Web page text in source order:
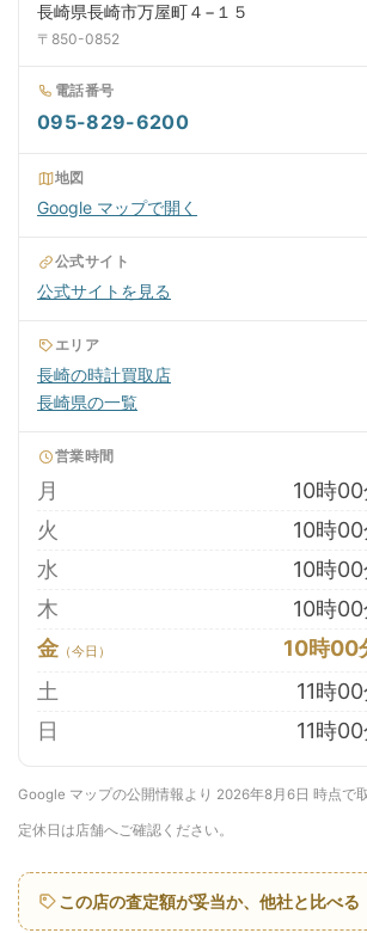
長崎県長崎市万屋町４−１５
〒850-0852
電話番号
095-829-6200
地図
Google マップで開く
公式サイト
公式サイトを見る
エリア
長崎の時計買取店
長崎県の一覧
営業時間
月
10時
火
10時
水
10時
木
10時
金
10時00
土
11時
日
11時
Google マップの公開情報より 2026年8月6日 時点で
定休日は店舗へご確認ください。
この店の査定額が妥当か、他社と比べる